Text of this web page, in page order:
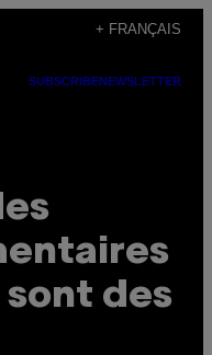
+ FRANÇAIS
SUBSCRIBENEWSLETTER
des